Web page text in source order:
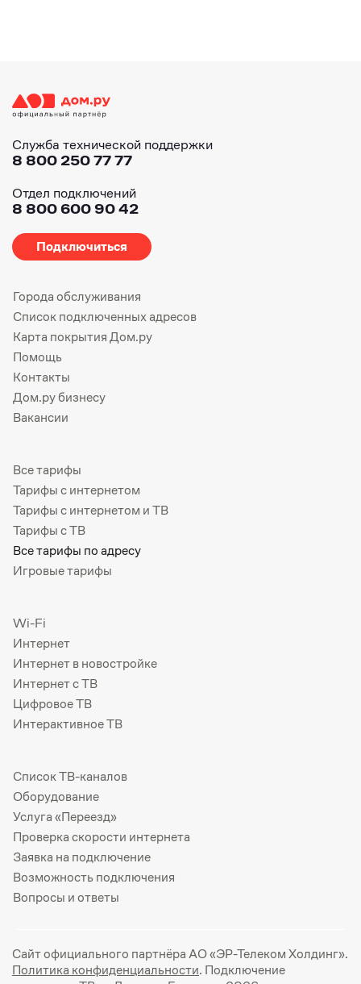
Служба технической поддержки
8 800 250 77 77
Отдел подключений
8 800 600 90 42
Подключиться
Города обслуживания
Список подключенных адресов
Карта покрытия Дом.ру
Помощь
Контакты
Дом.ру бизнесу
Вакансии
Все тарифы
Тарифы с интернетом
Тарифы с интернетом и ТВ
Тарифы с ТВ
Все тарифы по адресу
Игровые тарифы
Wi-Fi
Интернет
Интернет в новостройке
Интернет с ТВ
Цифровое ТВ
Интерактивное ТВ
Список ТВ-каналов
Оборудование
Услуга «Переезд»
Проверка скорости интернета
Заявка на подключение
Возможность подключения
Вопросы и ответы
Сайт официального партнёра АО «ЭР-Телеком Холдинг».
Политика конфиденциальности. Подключение